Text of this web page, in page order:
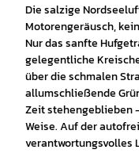
Die salzige
Motorengeräusch,
Nur das sanfte
gelegentliche
über die schmalen
allumschließende
Zeit stehengeblieben
Weise. Auf der
verantwortungsvolles